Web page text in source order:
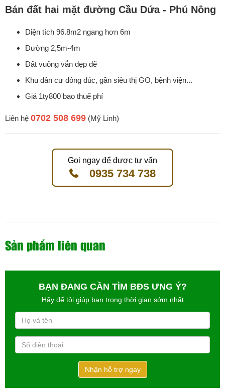
Bán đất hai mặt đường Cầu Dứa - Phú Nông
Diện tích 96.8m2 ngang hơn 6m
Đường 2,5m-4m
Đất vuông vắn đẹp đẽ
Khu dân cư đông đúc, gần siêu thị GO, bệnh viện...
Giá 1ty800 bao thuế phí
Liên hệ 0702 508 699 (Mỹ Linh)
Gọi ngay để được tư vấn
0935 734 738
Sản phẩm liên quan
BẠN ĐANG CẦN TÌM BĐS ƯNG Ý?
Hãy để tôi giúp bạn trong thời gian sớm nhất
Nhận hỗ trợ ngay